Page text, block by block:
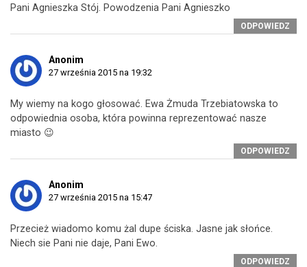
Pani Agnieszka Stój. Powodzenia Pani Agnieszko
ODPOWIEDZ
Anonim
27 września 2015 na 19:32
My wiemy na kogo głosować. Ewa Żmuda Trzebiatowska to
odpowiednia osoba, która powinna reprezentować nasze
miasto 😉
ODPOWIEDZ
Anonim
27 września 2015 na 15:47
Przecież wiadomo komu żal dupe ściska. Jasne jak słońce.
Niech sie Pani nie daje, Pani Ewo.
ODPOWIEDZ